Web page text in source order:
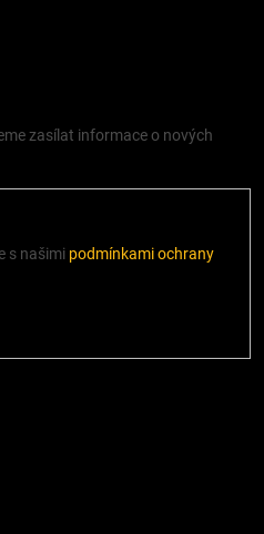
zasílat informace o nových
s našimi podmínkami ochrany